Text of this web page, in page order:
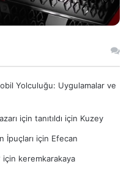
Yolculuğu: Uygulamalar ve
için tanıtıldı için Kuzey
İpuçları için Efecan
için keremkarakaya